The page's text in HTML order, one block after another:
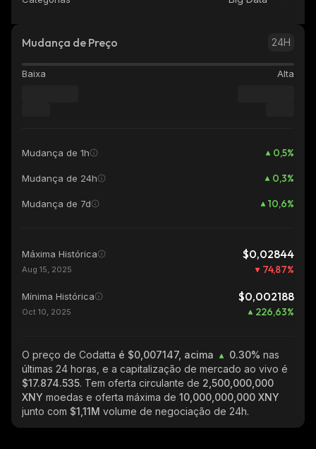
Mudança de Preço 24H
Baixa Alta
Mudança de 1h 0,5%
Mudança de 24h 0,3%
Mudança de 7d 10,6%
Máxima Histórica $0,02844
Aug 15, 2025 74,87%
Mínima Histórica $0,002188
Oct 10, 2025 226,63%
O preço de Codatta é $0,007147, acima 0.30% nas
últimas 24 horas, e a capitalização de mercado ao vivo é
$17.874.535. Tem oferta circulante de 2,500,000,000
XNY moedas e oferta máxima de 10,000,000,000 XNY
junto com $1,11M volume de negociação de 24h.